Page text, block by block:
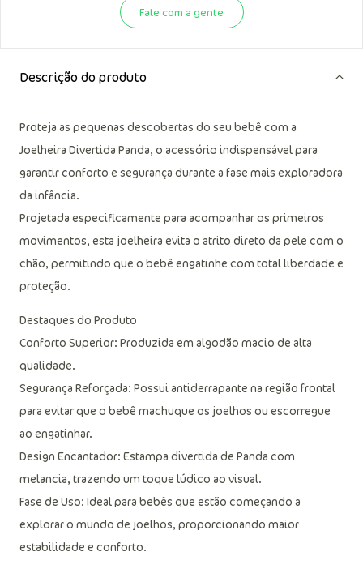
Fale com a gente
Descrição do produto
Proteja as pequenas descobertas do seu bebê com a
Joelheira Divertida Panda, o acessório indispensável para
garantir conforto e segurança durante a fase mais exploradora
da infância.
Projetada especificamente para acompanhar os primeiros
movimentos, esta joelheira evita o atrito direto da pele com o
chão, permitindo que o bebê engatinhe com total liberdade e
proteção.
Destaques do Produto
Conforto Superior: Produzida em algodão macio de alta
qualidade.
Segurança Reforçada: Possui antiderrapante na região frontal
para evitar que o bebê machuque os joelhos ou escorregue
ao engatinhar.
Design Encantador: Estampa divertida de Panda com
melancia, trazendo um toque lúdico ao visual.
Fase de Uso: Ideal para bebês que estão começando a
explorar o mundo de joelhos, proporcionando maior
estabilidade e conforto.